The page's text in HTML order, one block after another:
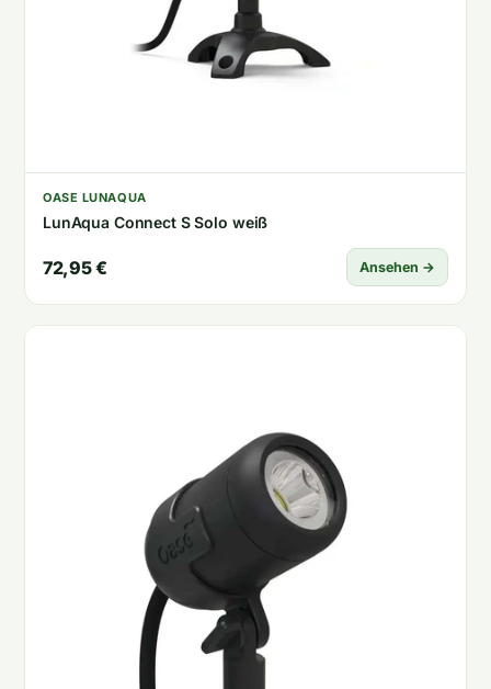
OASE LUNAQUA
LunAqua Connect S Solo weiß
72,95 € Ansehen →